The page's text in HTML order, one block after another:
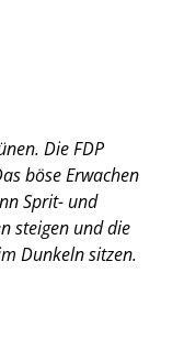
Die FDP
böse Erwachen
Sprit- und
steigen und die
Dunkeln sitzen.